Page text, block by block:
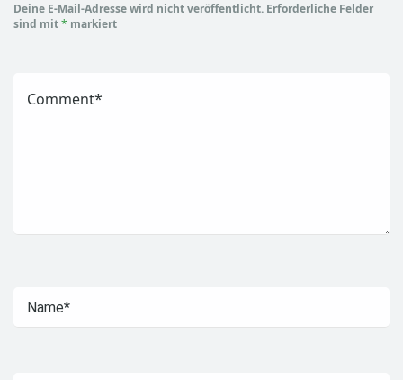
Deine E-Mail-Adresse wird nicht veröffentlicht. Erforderliche Felder
sind mit* markiert